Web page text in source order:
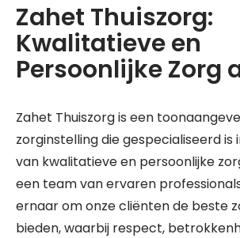
Zahet Thuiszorg:
Kwalitatieve en
Persoonlijke Zorg
Zahet Thuiszorg is een
zorginstelling die gespecialiseerd is
van kwalitatieve en persoonlijke
een team van ervaren
ernaar om onze cliënten de beste
bieden, waarbij respect,